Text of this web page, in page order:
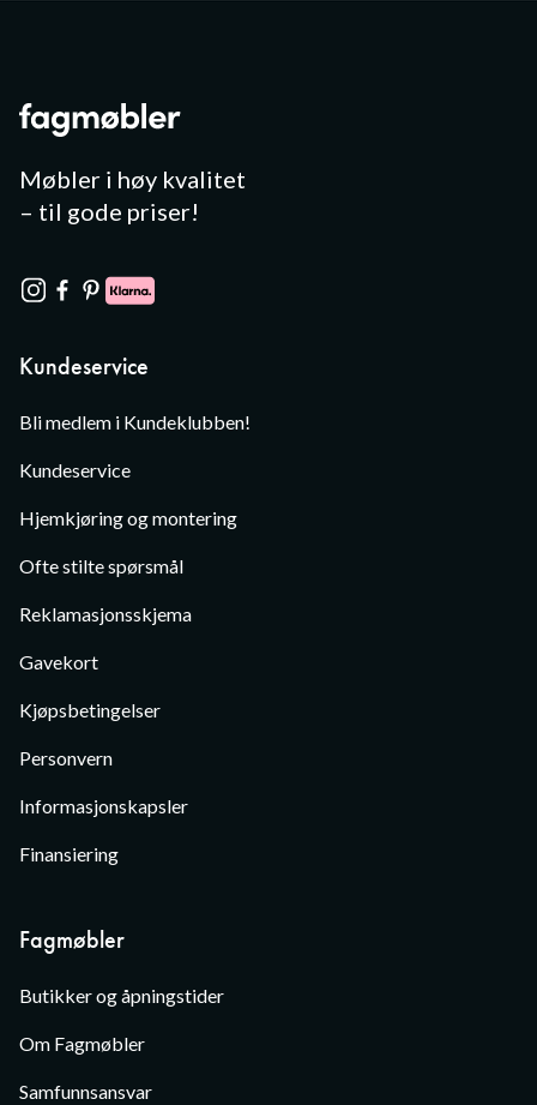
Møbler i høy kvalitet
– til gode priser!
Kundeservice
Bli medlem i Kundeklubben!
Kundeservice
Hjemkjøring og montering
Ofte stilte spørsmål
Reklamasjonsskjema
Gavekort
Kjøpsbetingelser
Personvern
Informasjonskapsler
Finansiering
Fagmøbler
Butikker og åpningstider
Om Fagmøbler
Samfunnsansvar